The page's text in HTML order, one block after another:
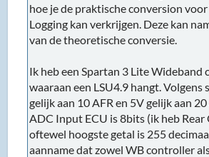
hoe je de praktische conversion
Logging kan verkrijgen. Deze kan
van de theoretische conversie.
Ik heb een Spartan 3 Lite Wideband
waaraan een LSU4.9 hangt. Volgens
gelijk aan 10 AFR en 5V gelijk aan
ADC Input ECU is 8bits (ik heb Rear
oftewel hoogste getal is 255
aanname dat zowel WB controller